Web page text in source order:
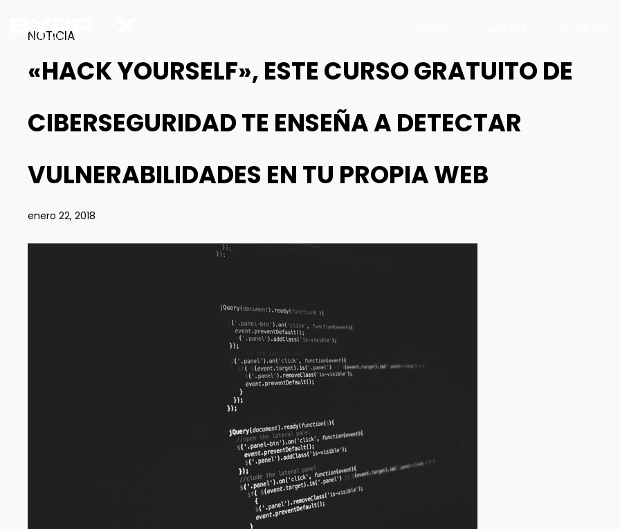
NOTICIA
«HACK YOURSELF», ESTE CURSO GRATUITO DE
CIBERSEGURIDAD TE ENSEÑA A DETECTAR
VULNERABILIDADES EN TU PROPIA WEB
enero 22, 2018